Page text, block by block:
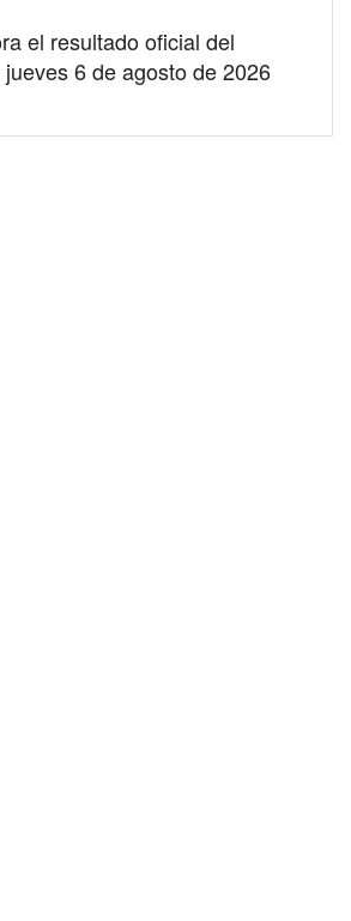
el resultado oficial del
6 de agosto de 2026